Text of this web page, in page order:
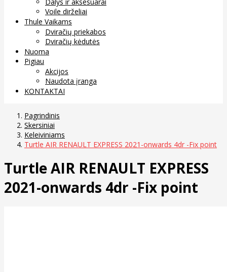
Voile dirželiai
Thule Vaikams
Dviračių priekabos
Dviračių kėdutės
Nuoma
Pigiau
Akcijos
Naudota įranga
KONTAKTAI
Pagrindinis
Skersiniai
Keleiviniams
Turtle AIR RENAULT EXPRESS 2021-onwards 4dr -Fix point
Turtle AIR RENAULT EXPRESS
2021-onwards 4dr -Fix point